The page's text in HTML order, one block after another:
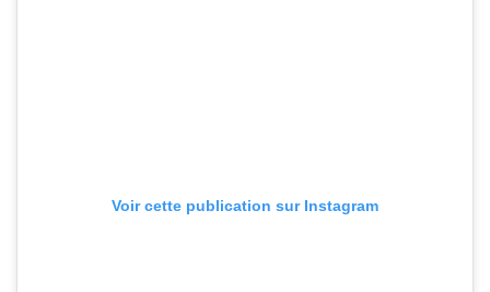
Voir cette publication sur Instagram